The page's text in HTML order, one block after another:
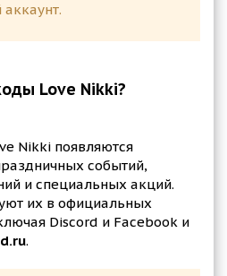
Love Nikki?
Nikki появляются
событий,
и специальных акций.
их в официальных
Discord и Facebook и
.